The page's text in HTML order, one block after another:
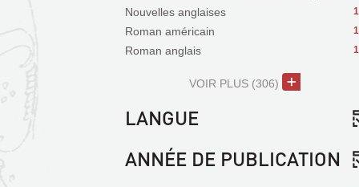
Nouvelles anglaises
Roman américain
Roman anglais
VOIR PLUS (306)
LANGUE
ANNÉE DE PUBLICATION